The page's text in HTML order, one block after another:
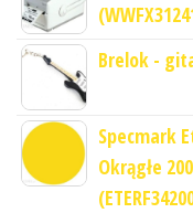
Brelok -
Specmark
Okrągłe